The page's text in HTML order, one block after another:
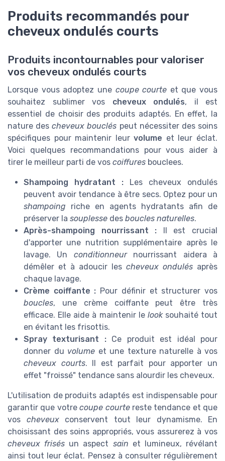
Produits recommandés pour
cheveux ondulés courts
Produits incontournables pour valoriser
vos cheveux ondulés courts
Lorsque vous adoptez une coupe courte et que vous
souhaitez sublimer vos cheveux ondulés, il est
essentiel de choisir des produits adaptés. En effet, la
nature descheveux bouclés peut nécessiter des soins
spécifiques pour maintenir leurvolume et leur éclat.
Voici quelques recommandations pour vous aider à
tirer le meilleur parti de vos coiffures bouclees.
Shampoing hydratant : Les cheveux ondulés
peuvent avoir tendance à être secs. Optez pour un
shampoing riche en agents hydratants afin de
préserver la souplesse des boucles naturelles.
Après-shampoing nourrissant : Il est crucial
d'apporter une nutrition supplémentaire après le
lavage. Un conditionneurnourrissant aidera à
démêler et à adoucir les cheveux ondulés après
chaque lavage.
Crème coiffante : Pour définir et structurer vos
boucles, une crème coiffante peut être très
efficace. Elle aide à maintenir le looksouhaité tout
en évitant les frisottis.
Spray texturisant :Ce produit est idéal pour
donner du volume et une texture naturelle à vos
cheveux courts. Il est parfait pour apporter un
effet "froissé" tendance sans alourdir les cheveux.
L'utilisation de produits adaptés est indispensable pour
garantir que votrecoupe courtereste tendance et que
vos cheveuxconservent tout leur dynamisme. En
choisissant des soins appropriés, vous assurerez à vos
cheveux frisés un aspect sain et lumineux, révélant
ainsi tout leur éclat. Pensez à consulter régulièrement